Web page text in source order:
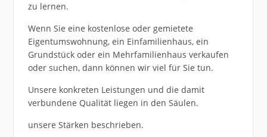
zu lernen.
Wenn Sie eine kostenlose oder gemietete
Eigentumswohnung, ein Einfamilienhaus, ein
Grundstück oder ein Mehrfamilienhaus verkaufen
oder suchen, dann können wir viel für Sie tun.
Unsere konkreten Leistungen und die damit
verbundene Qualität liegen in den Säulen.
unsere Stärken beschrieben.